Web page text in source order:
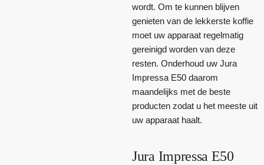
wordt. Om te kunnen blijven
genieten van de lekkerste koffie
moet uw apparaat regelmatig
gereinigd worden van deze
resten. Onderhoud uw Jura
Impressa E50 daarom
maandelijks met de beste
producten zodat u het meeste uit
uw apparaat haalt.
Jura Impressa E50